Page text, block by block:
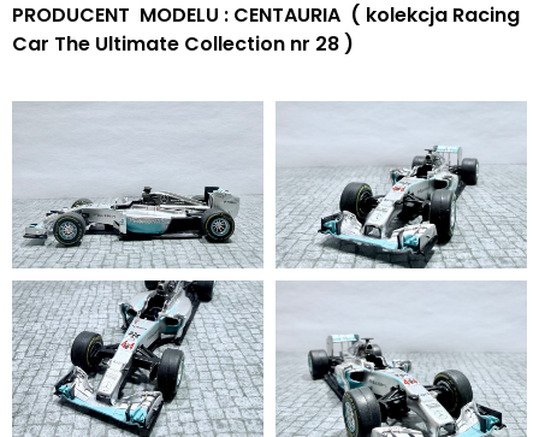
PRODUCENT MODELU : CENTAURIA ( kolekcja Racing
Car The Ultimate Collection nr 28 )